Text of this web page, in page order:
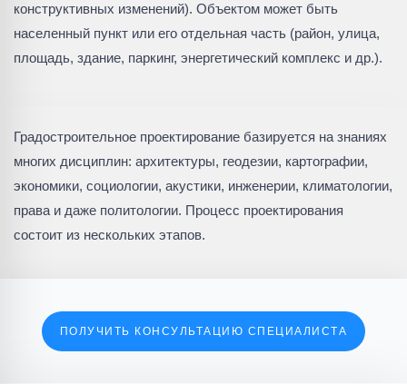
конструктивных изменений). Объектом может быть
населенный пункт или его отдельная часть (район, улица,
площадь, здание, паркинг, энергетический комплекс и др.).
Градостроительное проектирование базируется на знаниях
многих дисциплин: архитектуры, геодезии, картографии,
экономики, социологии, акустики, инженерии, климатологии,
права и даже политологии. Процесс проектирования
состоит из нескольких этапов.
ПОЛУЧИТЬ КОНСУЛЬТАЦИЮ СПЕЦИАЛИСТА